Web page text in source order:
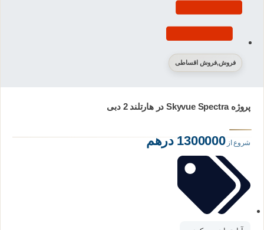
پروژه Skyvue Spectra در هارتلند 2 دبی
فروش,فروش اقساطی
شروع از1300000 درهم